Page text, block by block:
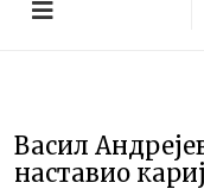
Васил
наставио